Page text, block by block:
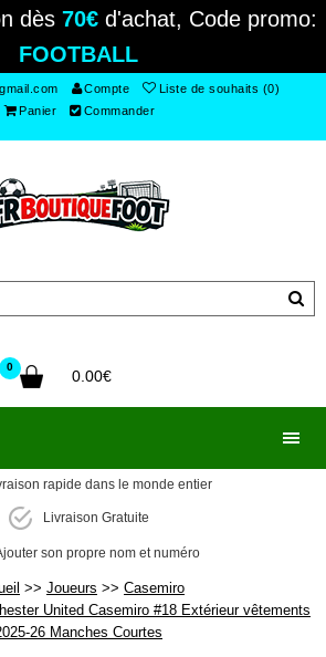
dès 70€d'achat, Code promo:
FOOTBALL
Compte
Liste de souhaits (0)
Panier
Commander
0
0.00€
rapide dans le monde entier
Livraison Gratuite
son propre nom et numéro
Joueurs
Casemiro
United Casemiro #18 Extérieur vêtements
26 Manches Courtes